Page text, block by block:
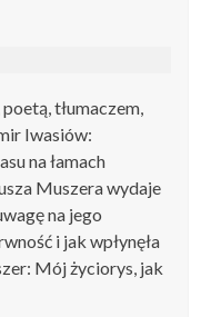
tłumaczem,
Iwasiów:
na łamach
Muszera wydaje
na jego
i jak wpłynęła
Mój życiorys, jak